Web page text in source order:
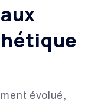
évolué,